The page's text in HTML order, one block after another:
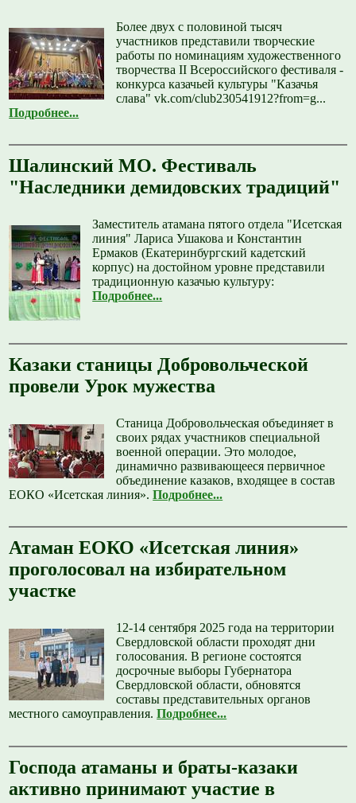
Более двух с половиной тысяч
участников представили творческие
работы по номинациям художественного
творчества II Всероссийского фестиваля -
конкурса казачьей культуры "Казачья
слава" vk.com/club230541912?from=g...
Подробнее...
Шалинский МО. Фестиваль
"Наследники демидовских традиций"
Заместитель атамана пятого отдела "Исетская
линия" Лариса Ушакова и Константин
Ермаков (Екатеринбургский кадетский
корпус) на достойном уровне представили
традиционную казачью культуру:
Подробнее...
Казаки станицы Добровольческой
провели Урок мужества
Станица Добровольческая объединяет в
своих рядах участников специальной
военной операции. Это молодое,
динамично развивающееся первичное
объединение казаков, входящее в состав
ЕОКО «Исетская линия».Подробнее...
Атаман ЕОКО «Исетская линия»
проголосовал на избирательном
участке
12-14 сентября 2025 года на территории
Свердловской области проходят дни
голосования. В регионе состоятся
досрочные выборы Губернатора
Свердловской области, обновятся
составы представительных органов
местного самоуправления.Подробнее...
Господа атаманы и браты-казаки
активно принимают участие в